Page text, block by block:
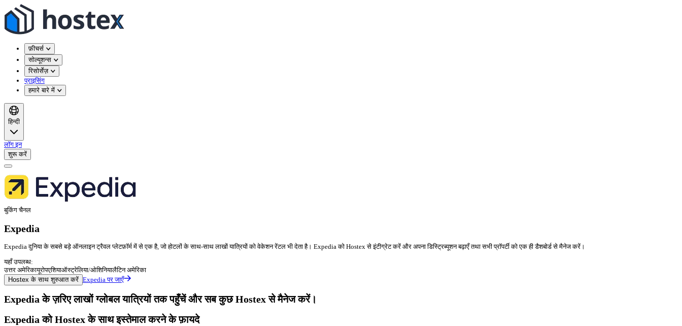
फ़ीचर्स
सोल्यूशन्स
रिसोर्सेज़
प्राइसिंग
हमारे बारे में
हिन्दी
लॉग इन
शुरू करें
बुकिंग चैनल
Expedia
Expedia दुनिया के सबसे बड़े ऑनलाइन ट्रैवल प्लेटफ़ॉर्म में से एक है, जो होटलों के साथ-साथ लाखों यात्रियों को वेकेशन रेंटल भी देता है। Expedia को Hostex से इंटीग्रेट करें और अपना डिस्ट्रिब्यूशन बढ़ाएँ तथा सभी प्रॉपर्टी को एक ही डैशबोर्ड से मैनेज करें।
यहाँ उपलब्ध:
उत्तर अमेरिकायूरोपएशियाऑस्ट्रेलिया/ओशिनियालैटिन अमेरिका
Hostex के साथ शुरुआत करें Expedia पर जाएँ
Expedia के ज़रिए लाखों ग्लोबल यात्रियों तक पहुँचें और सब कुछ Hostex से मैनेज करें।
Expedia को Hostex के साथ इस्तेमाल करने के फ़ायदे